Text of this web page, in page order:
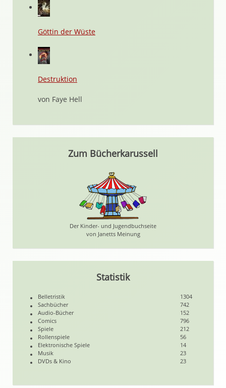
Göttin der Wüste
Destruktion
von Faye Hell
Zum Bücherkarussell
Der Kinder- und Jugendbuchseite
von Janetts Meinung
Statistik
Belletristik
1304
Sachbücher
742
Audio-Bücher
152
Comics
796
Spiele
212
Rollenspiele
56
Elektronische Spiele
14
Musik
23
DVDs & Kino
23